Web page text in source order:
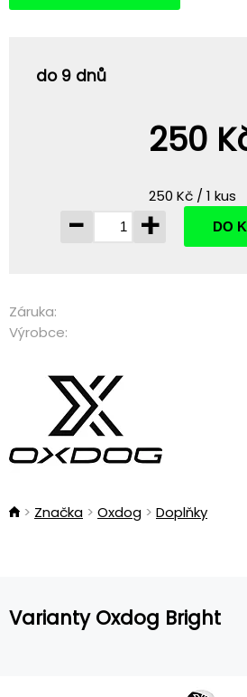
do 9 dnů
250
250 Kč / 1 kus
- + DO
Záruka:
Výrobce:
Značka Oxdog Doplňky
Varianty Oxdog Bright